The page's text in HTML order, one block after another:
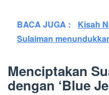
BACA JUGA :
Kisah
Sulaiman
Menciptakan
dengan ‘Blue